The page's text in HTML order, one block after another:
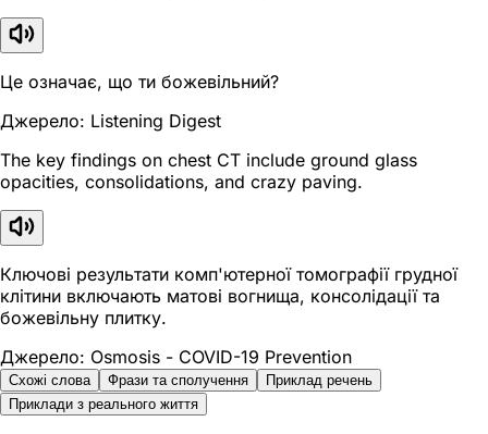
Це означає, що ти божевільний?
Джерело: Listening Digest
The key findings on chest CT include ground glass
opacities, consolidations, and crazy paving.
Ключові результати комп'ютерної томографії грудної
клітини включають матові вогнища, консолідації та
божевільну плитку.
Джерело: Osmosis - COVID-19 Prevention
Схожі слова Фрази та сполучення
Приклад речень
Приклади з реального життя